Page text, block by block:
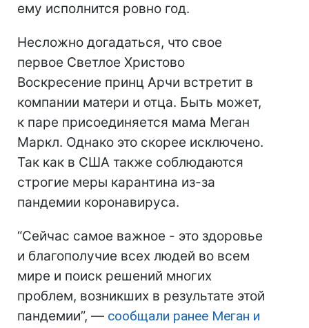
ему исполнится ровно год.
Несложно догадаться, что свое
первое Светлое Христово
Воскресение принц Арчи встретит в
компании матери и отца. Быть может,
к паре присоединяется мама Меган
Маркл. Однако это скорее исключено.
Так как в США также соблюдаются
строгие меры карантина из-за
пандемии коронавируса.
“Сейчас самое важное - это здоровье
и благополучие всех людей во всем
мире и поиск решений многих
проблем, возникших в результате этой
пандемии”, — сообщали ранее Меган и